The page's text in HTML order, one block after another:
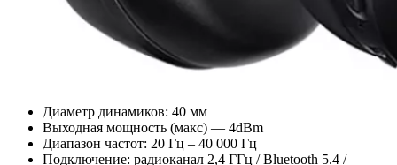
Диаметр динамиков: 40 мм
Выходная мощность (макс) — 4dBm
Диапазон частот: 20 Гц – 40 000 Гц
Подключение: радиоканал 2,4 ГГц / Bluetooth 5.4 /